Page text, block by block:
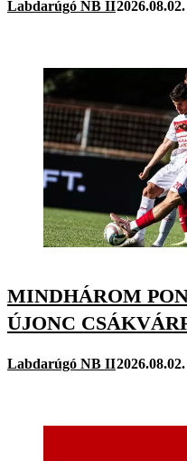
Labdarúgó NB II
MINDHÁROM
ÚJONC
Labdarúgó NB II